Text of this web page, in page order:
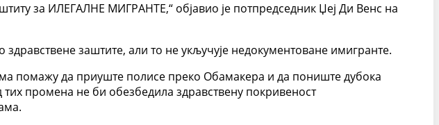
за ИЛЕГАЛНЕ МИГРАНТЕ,“ објавио је потпредседник Џеј Ди Венс на
заштите, али то не укључује недокументоване имигранте.
помажу да приуште полисе преко Обамакера и да пониште дубока
промена не би обезбедила здравствену покривеност